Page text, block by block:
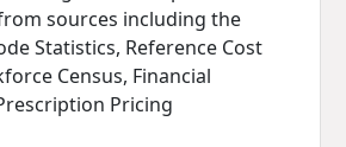
sources including the
Statistics, Reference Cost
Census, Financial
Pricing